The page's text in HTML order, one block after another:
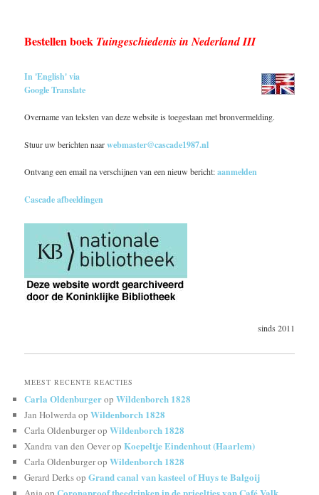
Bestellen boek Tuingeschiedenis in Nederland III
In 'English' via
Google Translate
Overname van teksten van deze website is toegestaan met bronvermelding.
Stuur uw berichten naarwebmaster@cascade1987.nl
Ontvang een email na verschijnen van een nieuw bericht:aanmelden
Cascade afbeeldingen
sinds 2011
MEEST RECENTE REACTIES
Carla OldenburgeropWildenborch 1828
Jan HolwerdaopWildenborch 1828
Carla OldenburgeropWildenborch 1828
Xandra van den OeveropKoepeltje Eindenhout (Haarlem)
Carla OldenburgeropWildenborch 1828
Gerard DerksopGrand canal van kasteel of Huys te Balgoij